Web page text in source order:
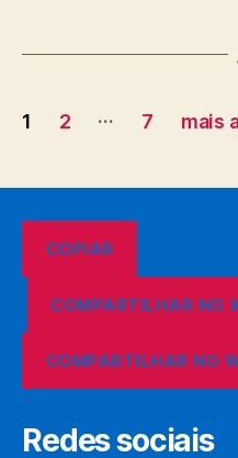
Paginação
posts
1 2 … 7 mais
COPIAR
COMPARTILHAR NO
COMPARTILHAR NO
Redes sociais